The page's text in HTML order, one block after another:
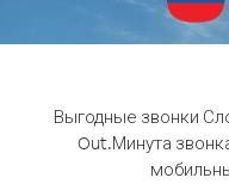
Выгодные звонки
Out.Минута